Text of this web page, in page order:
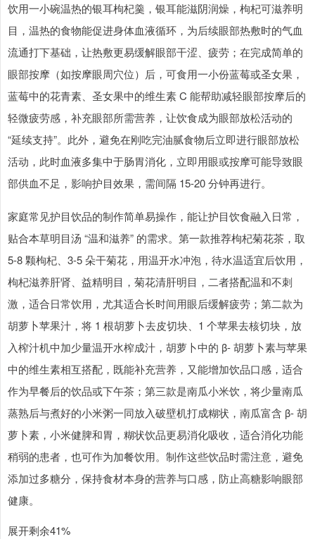
饮用一小碗温热的银耳枸杞羹，银耳能滋阴润燥，枸杞可滋养明
目，温热的食物能促进身体血液循环，为后续眼部热敷时的气血
流通打下基础，让热敷更易缓解眼部干涩、疲劳；在完成简单的
眼部按摩（如按摩眼周穴位）后，可食用一小份蓝莓或圣女果，
蓝莓中的花青素、圣女果中的维生素 C 能帮助减轻眼部按摩后的
轻微疲劳感，补充眼部所需营养，让饮食成为眼部放松活动的
“延续支持”。此外，避免在刚吃完油腻食物后立即进行眼部放松
活动，此时血液多集中于肠胃消化，立即用眼或按摩可能导致眼
部供血不足，影响护目效果，需间隔 15-20 分钟再进行。
家庭常见护目饮品的制作简单易操作，能让护目饮食融入日常，
贴合本草明目汤 “温和滋养” 的需求。第一款推荐枸杞菊花茶，取
5-8 颗枸杞、3-5 朵干菊花，用温开水冲泡，待水温适宜后饮用，
枸杞滋养肝肾、益精明目，菊花清肝明目，二者搭配温和不刺
激，适合日常饮用，尤其适合长时间用眼后缓解疲劳；第二款为
胡萝卜苹果汁，将 1 根胡萝卜去皮切块、1 个苹果去核切块，放
入榨汁机中加少量温开水榨成汁，胡萝卜中的 β- 胡萝卜素与苹果
中的维生素相互搭配，既能补充营养，又能增加饮品口感，适合
作为早餐后的饮品或下午茶；第三款是南瓜小米饮，将少量南瓜
蒸熟后与煮好的小米粥一同放入破壁机打成糊状，南瓜富含 β- 胡
萝卜素，小米健脾和胃，糊状饮品更易消化吸收，适合消化功能
稍弱的患者，也可作为加餐饮用。制作这些饮品时需注意，避免
添加过多糖分，保持食材本身的营养与口感，防止高糖影响眼部
健康。
展开剩余41%